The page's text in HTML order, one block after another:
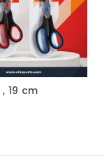
19 cm